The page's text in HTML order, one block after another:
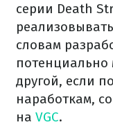
серии Death
словам
потенциально
другой, если
наработкам,
на VGC.